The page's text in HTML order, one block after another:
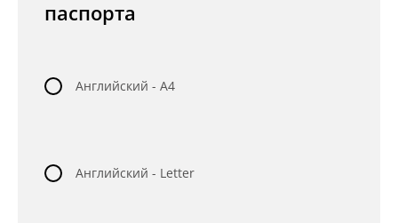
паспорта
Английский - A4
Английский - Letter